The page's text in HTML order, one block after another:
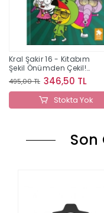
Kral Şakir 16 - Kitabım
Şekil Önümden Çekil!
(Ciltli)
495,00 TL 346,50 TL
Stokta Yok
Son